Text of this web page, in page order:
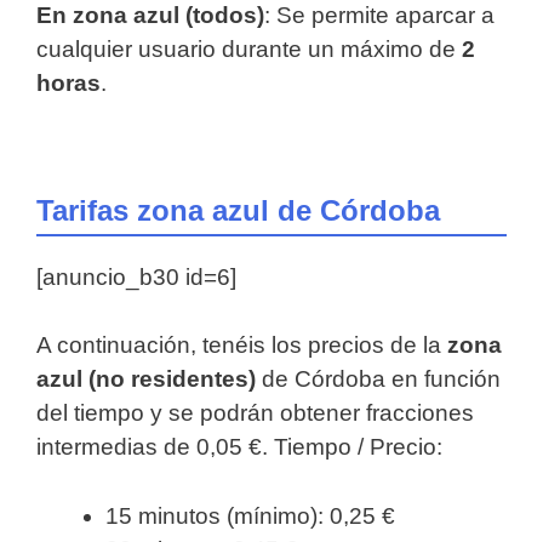
En zona azul (todos): Se permite aparcar a
cualquier usuario durante un máximo de 2
horas.
Tarifas zona azul de Córdoba
[anuncio_b30 id=6]
A continuación, tenéis los precios de la zona
azul (no residentes) de Córdoba en función
del tiempo y se podrán obtener fracciones
intermedias de 0,05 €. Tiempo / Precio:
15 minutos (mínimo): 0,25 €